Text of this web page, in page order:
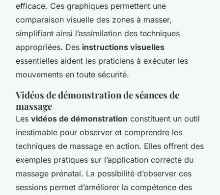
efficace. Ces graphiques permettent une
comparaison visuelle des zones à masser,
simplifiant ainsi l’assimilation des techniques
appropriées. Des instructions visuelles
essentielles aident les praticiens à exécuter les
mouvements en toute sécurité.
Vidéos de démonstration de séances de
massage
Les vidéos de démonstration constituent un outil
inestimable pour observer et comprendre les
techniques de massage en action. Elles offrent des
exemples pratiques sur l’application correcte du
massage prénatal. La possibilité d’observer ces
sessions permet d’améliorer la compétence des